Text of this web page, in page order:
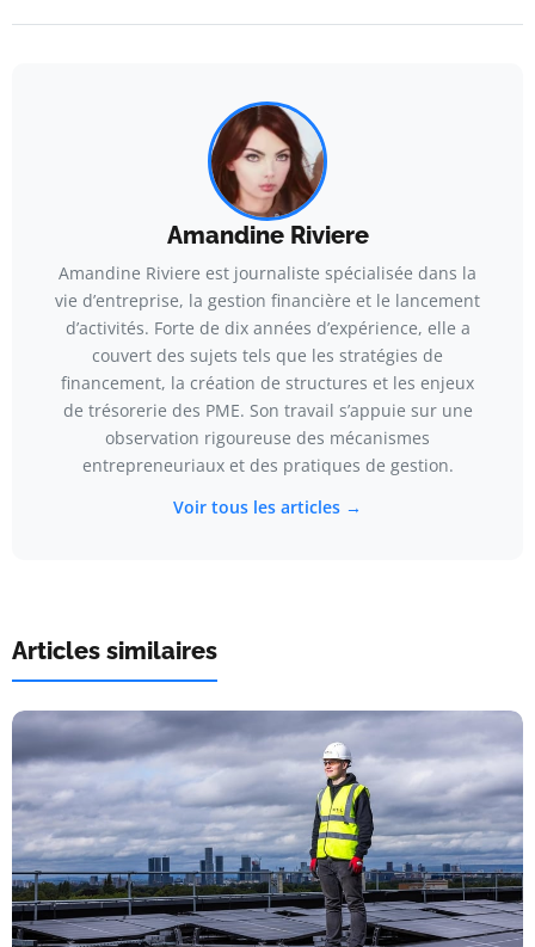
Amandine Riviere
Amandine Riviere est journaliste spécialisée dans la
vie d’entreprise, la gestion financière et le lancement
d’activités. Forte de dix années d’expérience, elle a
couvert des sujets tels que les stratégies de
financement, la création de structures et les enjeux
de trésorerie des PME. Son travail s’appuie sur une
observation rigoureuse des mécanismes
entrepreneuriaux et des pratiques de gestion.
Voir tous les articles →
Articles similaires